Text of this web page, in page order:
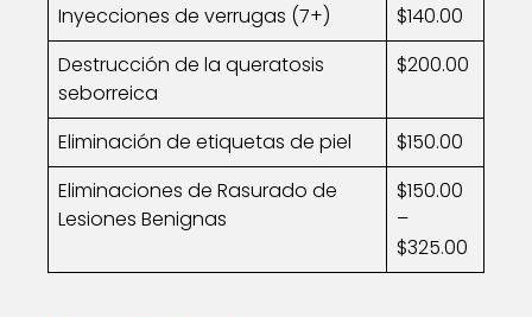
Inyecciones de verrugas (7+)
$140.00
Destrucción de la queratosis
seborreica
$200.00
Eliminación de etiquetas de piel
$150.00
Eliminaciones de Rasurado de
Lesiones Benignas
$150.00
–
$325.00